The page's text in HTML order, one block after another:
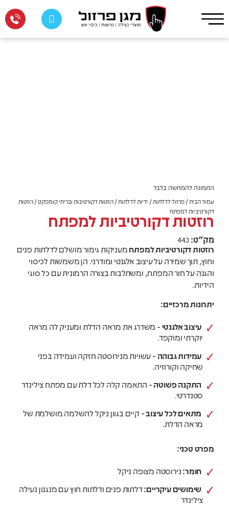
עמוד הבית/פרזול לדלתות/ ידיות לדלתות/רוזטות דקורטיבות ובריחי קומפקט/ רוזטות
דקורטיביות למפתח
רוזטות דקורטיביות למפתח
מק"ט:443
רוזטות דקורטיביות למפתחמעניקות גימור מושלם לדלתות פנים
וחוץ, תוך שמירה על עיצוב אלגנטי ומודרני. הן משמשות לכיסוי
והגנה על חור המפתח, ומשתלבות בצורה הרמונית עם כל סוגי
הידיות.
יתרונות מרכזיים:
עיצוב אלגנטי - משדרג את מראה הדלת ומעניק לה מראה
יוקרתי ומוקפד.
עמידות גבוהה - עשויות מנירוסטה חזקה ועמידה בפני
שחיקה וקורוזיה.
התקנה פשוטה- התאמה קלה לכל דלת עם מפתח צילינדר
סטנדרטי.
מתאים לכל עיצוב- קיים בגוון ניקל להשלמה מושלמת של
מראה הדלת.
מפרט טכני:
חומר:נירוסטה מצופה ניקל
שימושים עיקריים:דלתות פנים ודלתות חוץ עם מנגנון נעילה
צילינדר
התמונה להמחשה בלבד